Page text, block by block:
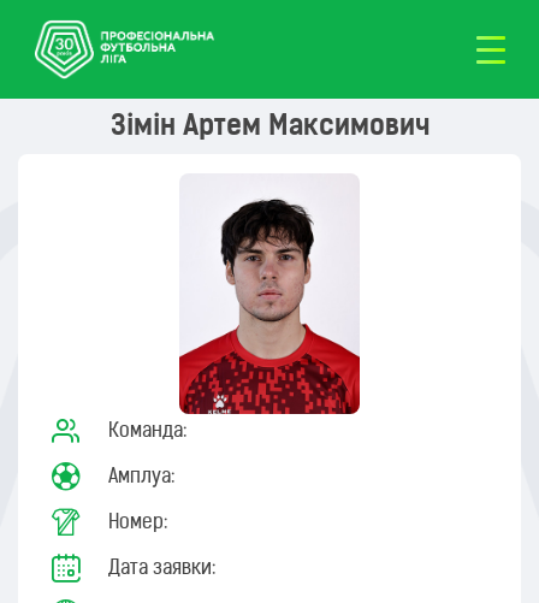
Зімін Артем Максимович
Команда:
Амплуа:
Номер:
Дата заявки: